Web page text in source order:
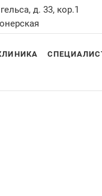
д. 33, кор.1